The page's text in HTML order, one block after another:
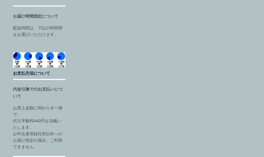
お届け時間指定について
配送時間は、下記の時間帯
をお選びいただけます。
お支払方法について
代金引換でのお支払いにつ
いて
お買上金額に関わらず一律
で、
代引手数料440円を頂戴い
たします。
お申込者登録住所以外への
お届け指定の場合、ご利用
できません。